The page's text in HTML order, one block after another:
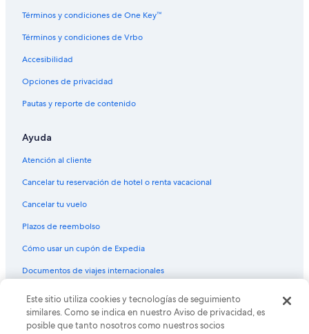
Términos y condiciones de One Key™
Términos y condiciones de Vrbo
Accesibilidad
Opciones de privacidad
Pautas y reporte de contenido
Ayuda
Atención al cliente
Cancelar tu reservación de hotel o renta vacacional
Cancelar tu vuelo
Plazos de reembolso
Cómo usar un cupón de Expedia
Documentos de viajes internacionales
© 2026 Expedia, Inc., una empresa de Expedia Group. Todos los
derechos reservados. Expedia y el logo de Expedia son marcas
registradas o marcas comerciales de Expedia, Inc. CST# 2029030-50.
Este sitio utiliza cookies y tecnologías de seguimiento
similares. Como se indica en nuestro Aviso de privacidad, es
posible que tanto nosotros como nuestros socios